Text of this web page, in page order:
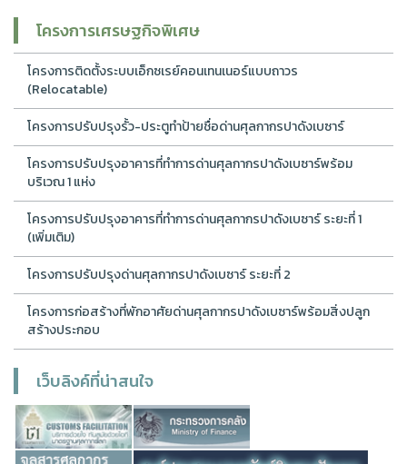
โครงการเศรษฐกิจพิเศษ
โครงการติดตั้งระบบเอ็กซเรย์คอนเทนเนอร์แบบถาวร
(Relocatable)
โครงการปรับปรุงรั้ว-ประตูทำป้ายชื่อด่านศุลกากรปาดังเบซาร์
โครงการปรับปรุงอาคารที่ทำการด่านศุลกากรปาดังเบซาร์พร้อม
บริเวณ 1 แห่ง
โครงการปรับปรุงอาคารที่ทำการด่านศุลกากรปาดังเบซาร์ ระยะที่ 1
(เพิ่มเติม)
โครงการปรับปรุงด่านศุลกากรปาดังเบซาร์ ระยะที่ 2
โครงการก่อสร้างที่พักอาศัยด่านศุลกากรปาดังเบซาร์พร้อมสิ่งปลูก
สร้างประกอบ
เว็บลิงค์ที่น่าสนใจ